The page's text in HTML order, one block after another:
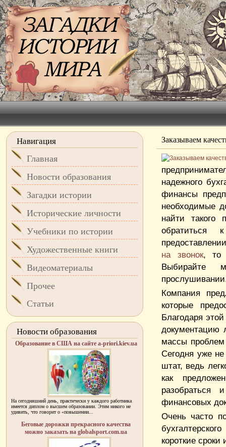
Заказываем
надежного
финансы
необходимые
найти такого
обратиться
на звонок, то
Выбирайте
Компания
которые
Благодаря
документацию
массы проблем
Сегодня уже
штат, ведь
как
разобраться
финансовых
Очень часто
короткие сроки
Навигация
Главная
Новости образования
Загадки истории
Исторические личности
Учебники по истории
Художественные книги
Видеоматериалы
Прочее
Статьи
Новости образования
Образование в США на сайте a-priori.kiev.ua
На сегодняшний день, практически у каждого работника
имеется диплом о высшем образовании. Этим никого не
удивить, что говорит о «повышении...
Беговые дорожки прекрасного качества
можно заказать на globalsport.com.ua